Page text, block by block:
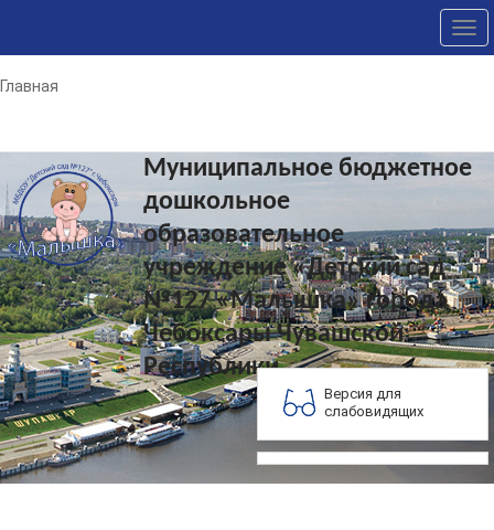
Главная
Муниципальное бюджетное
дошкольное
образовательное
учреждение «Детский сад
№127 «Малышка» города
Чебоксары Чувашской
Республики
Версия для
слабовидящих